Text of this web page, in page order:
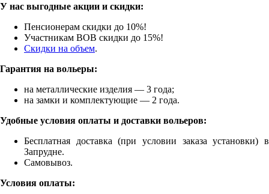
У нас выгодные акции и скидки:
Пенсионерам скидки до 10%!
Участникам ВОВ скидки до 15%!
Скидки на объем.
Гарантия на вольеры:
на металлические изделия — 3 года;
на замки и комплектующие — 2 года.
Удобные условия оплаты и доставки вольеров:
Бесплатная доставка (при условии заказа установки) в
Запрудне.
Самовывоз.
Условия оплаты: